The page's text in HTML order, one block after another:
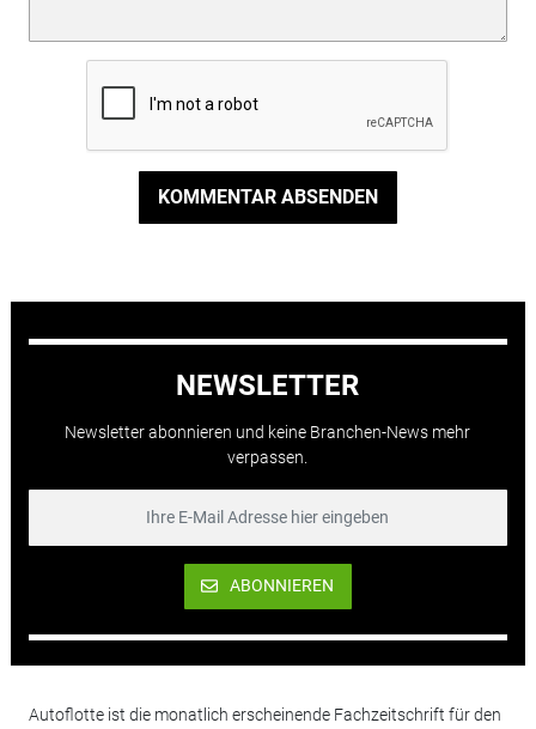
KOMMENTAR ABSENDEN
NEWSLETTER
Newsletter abonnieren und keine Branchen-News mehr
verpassen.
ABONNIEREN
Autoflotte ist die monatlich erscheinende Fachzeitschrift für den